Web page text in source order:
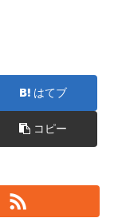
はてブ
コピー